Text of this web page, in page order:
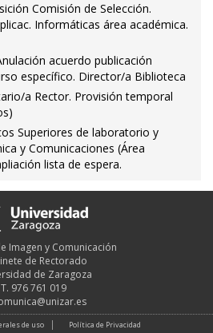
Comisión de Selección.
Informáticas área académica.
acuerdo publicación
específico. Director/a Biblioteca
a Rector. Provisión temporal
Superiores de laboratorio y
y Comunicaciones (Área
lista de espera.
Imagen y Comunicación
de Rectorado
de Zaragoza
T. 976 761 019
de uso Política de Privacidad